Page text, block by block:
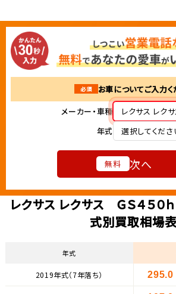
必須
お車についてご入力
メーカー・車種
レクサス レク
年式
選択してくださ
無料 次へ
レクサス レクサス ＧＳ４５０
式別買取相場表
年式
2019年式（7年落ち） 295.0